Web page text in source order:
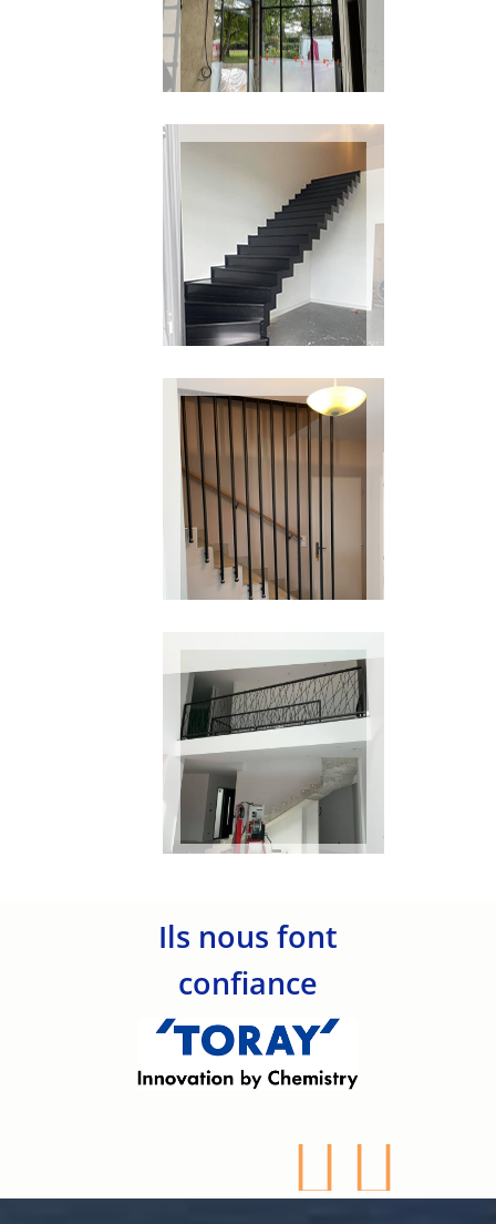
Ils nous font
confiance